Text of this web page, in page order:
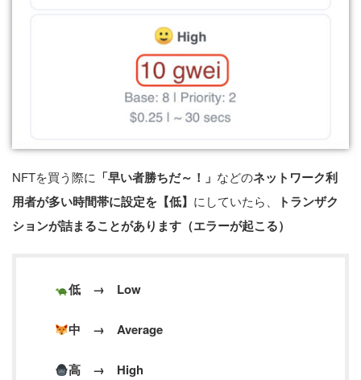
NFTを買う際に 「早い者勝ちだ～！」 などのネットワーク利
用者が多い時間帯に設定を【低】 にしていたら、
トランザク
ションが詰まることがあります（エラーが起こる）
低 → Low
中 → Average
高 → High